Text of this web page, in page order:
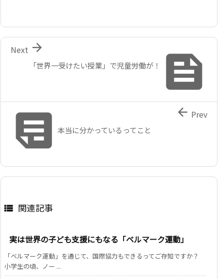

「世界一受けたい授業」で児童労働が！

Next
本当に分かっているってこと
 Prev
 関連記事
実は世界の子ども支援にもなる「ベルマーク運動」
「ベルマーク運動」を通じて、国際協力もできるってご存知ですか？
小学生の頃、ノー ...